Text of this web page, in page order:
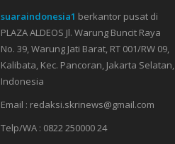
suaraindonesia1 berkantor pusat di
PLAZA ALDEOS Jl. Warung Buncit Raya
No. 39, Warung Jati Barat, RT 001/RW 09,
Kalibata, Kec. Pancoran, Jakarta Selatan,
Indonesia
Email : redaksi.skrinews@gmail.com
Telp/WA : 0822 250000 24